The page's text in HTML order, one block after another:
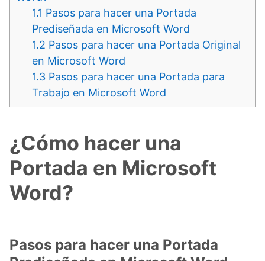
1.1 Pasos para hacer una Portada
Prediseñada en Microsoft Word
1.2 Pasos para hacer una Portada Original
en Microsoft Word
1.3 Pasos para hacer una Portada para
Trabajo en Microsoft Word
¿Cómo hacer una
Portada en Microsoft
Word?
Pasos para hacer una Portada